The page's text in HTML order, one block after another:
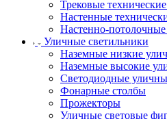
Трековые
Настенные
Настенно-потолочные
Уличные светильники
Наземные низкие
Наземные высокие
Светодиодные
Фонарные столбы
Прожекторы
Уличные световые